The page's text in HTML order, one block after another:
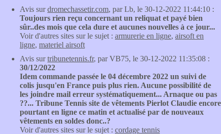
Avis surdromechassetir.com, par Lb, le 30-12-2022 11:44:10 :
Toujours rien reçu concernant un reliquat et payé bien
sûr..des mois que cela dure et aucunes nouvelles à ce jour...
Voir d'autres sites sur le sujet : armurerie en ligne, airsoft en
ligne, materiel airsoft
Avis surtribunetennis.fr, par VB75, le 30-12-2022 11:35:08 :
30/12/2022
Idem commande passée le 04 décembre 2022 un suivi de
colis jusqu'en France puis plus rien. Aucune possibilité de
les joindre mail erreur systématiquement... Arnaque ou pas
??... Tribune Tennis site de vêtements Pierlot Claudie encore
pourtant en ligne ce matin et actualisé par de nouveaux
vêtements en soldes donc..?
Voir d'autres sites sur le sujet : cordage tennis